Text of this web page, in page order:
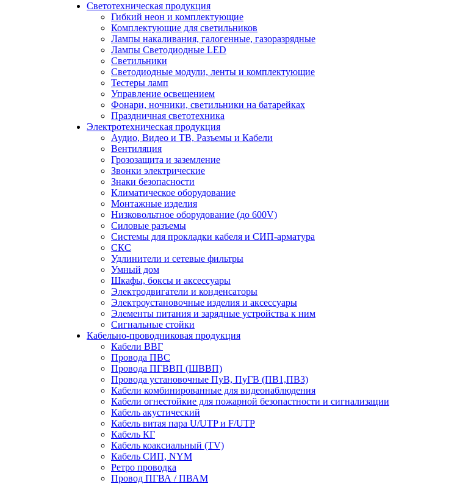
Светотехническая продукция
Гибкий неон и комплектующие
Комплектующие для светильников
Лампы накаливания, галогенные, газоразрядные
Лампы Светодиодные LED
Светильники
Светодиодные модули, ленты и комплектующие
Тестеры ламп
Управление освещением
Фонари, ночники, светильники на батарейках
Праздничная светотехника
Электротехническая продукция
Аудио, Видео и ТВ, Разъемы и Кабели
Вентиляция
Грозозащита и заземление
Звонки электрические
Знаки безопасности
Климатическое оборудование
Монтажные изделия
Низковольтное оборудование (до 600V)
Силовые разъемы
Системы для прокладки кабеля и СИП-арматура
СКС
Удлинители и сетевые фильтры
Умный дом
Шкафы, боксы и аксессуары
Электродвигатели и конденсаторы
Электроустановочные изделия и аксессуары
Элементы питания и зарядные устройства к ним
Сигнальные стойки
Кабельно-проводниковая продукция
Кабели ВВГ
Провода ПВС
Провода ПГВВП (ШВВП)
Провода установочные ПуВ, ПуГВ (ПВ1,ПВ3)
Кабели комбинированные для видеонаблюдения
Кабели огнестойкие для пожарной безопастности и сигнализации
Кабель акустический
Кабель витая пара U/UTP и F/UTP
Кабель КГ
Кабель коаксиальный (TV)
Кабель СИП, NYM
Ретро проводка
Провод ПГВА / ПВАМ